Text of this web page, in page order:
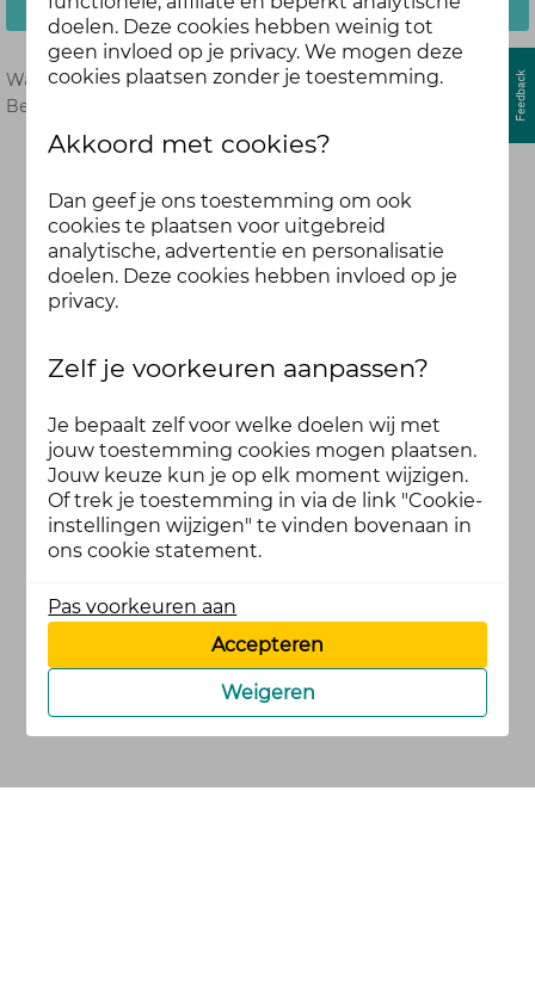
Inloggen
Wachtwoord vergeten? Hier opnieuw instellen.
Ben je nog geen deelnemer?
doelen. Deze cookies hebben weinig tot
geen invloed op je privacy. We mogen deze
cookies plaatsen zonder je toestemming.
Akkoord met cookies?
Dan geef je ons toestemming om ook
cookies te plaatsen voor uitgebreid
analytische, advertentie en personalisatie
doelen. Deze cookies hebben invloed op je
privacy.
Zelf je voorkeuren aanpassen?
Je bepaalt zelf voor welke doelen wij met
jouw toestemming cookies mogen plaatsen.
Jouw keuze kun je op elk moment wijzigen.
Of trek je toestemming in via de link "Cookie-
instellingen wijzigen" te vinden bovenaan in
ons cookie statement.
Pas voorkeuren aan
Accepteren
Weigeren